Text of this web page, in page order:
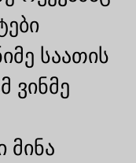
საათის
ვინმე
მინა